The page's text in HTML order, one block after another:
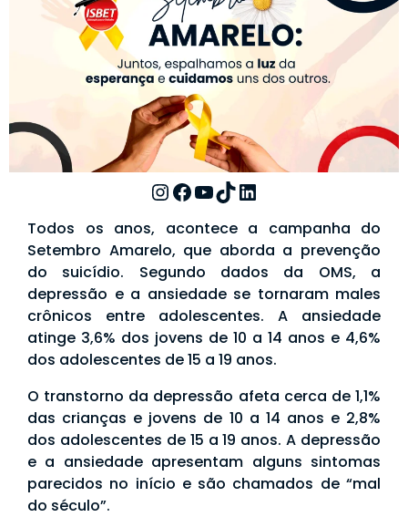
Todos os anos, acontece a campanha do
Setembro Amarelo, que aborda a prevenção
do suicídio. Segundo dados da OMS, a
depressão e a ansiedade se tornaram males
crônicos entre adolescentes. A ansiedade
atinge 3,6% dos jovens de 10 a 14 anos e 4,6%
dos adolescentes de 15 a 19 anos.
O transtorno da depressão afeta cerca de 1,1%
das crianças e jovens de 10 a 14 anos e 2,8%
dos adolescentes de 15 a 19 anos. A depressão
e a ansiedade apresentam alguns sintomas
parecidos no início e são chamados de “mal
do século”.